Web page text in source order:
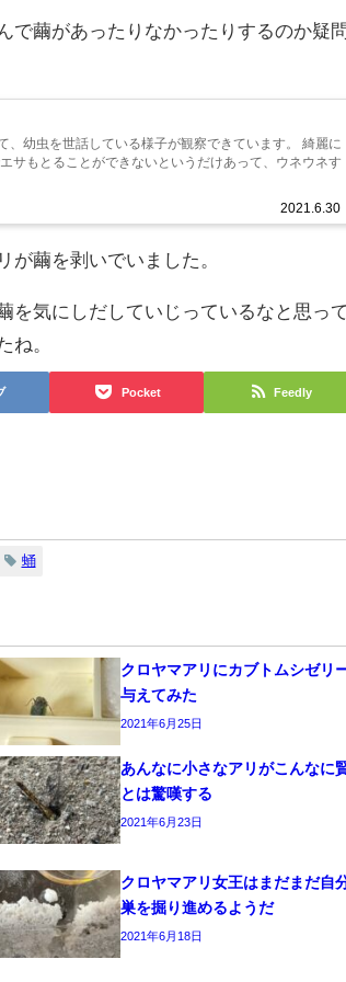
で繭があったりなかったりするのか疑
2021.6.30
、幼虫を世話している様子が観察できています。 綺麗に
サもとることができないというだけあって、ウネウネす
が繭を剥いでいました。
を気にしだしていじっているなと思っ
ね。
Pocket Feedly
蛹
クロヤマアリにカブトムシゼリ
与えてみた
2021年6月25日
あんなに小さなアリがこんなに
とは驚嘆する
2021年6月23日
クロヤマアリ女王はまだまだ自
巣を掘り進めるようだ
2021年6月18日